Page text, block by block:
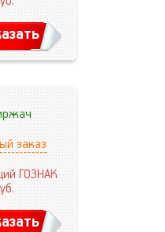
заказ
ГОЗНАК